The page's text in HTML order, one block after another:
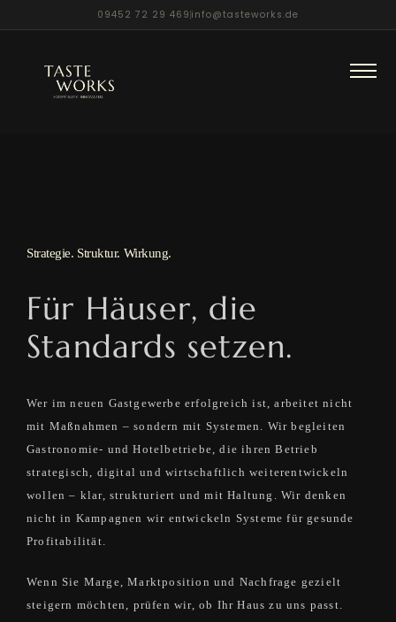
09452 72 29 469 info@tasteworks.de
springen
Strategie. Struktur. Wirkung.
Für Häuser, die
Standards setzen.
Wer im neuen Gastgewerbe erfolgreich ist, arbeitet nicht
mit Maßnahmen – sondern mit Systemen. Wir begleiten
Gastronomie- und Hotelbetriebe, die ihren Betrieb
strategisch, digital und wirtschaftlich weiterentwickeln
wollen – klar, strukturiert und mit Haltung. Wir denken
nicht in Kampagnen wir entwickeln Systeme für gesunde
Profitabilität.
Wenn Sie Marge, Marktposition und Nachfrage gezielt
steigern möchten, prüfen wir, ob Ihr Haus zu uns passt.